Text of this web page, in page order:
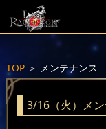
TOP＞ メンテナンス
3/16（火）メ